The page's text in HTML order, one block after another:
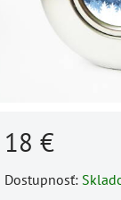
18 €
Dostupnosť: